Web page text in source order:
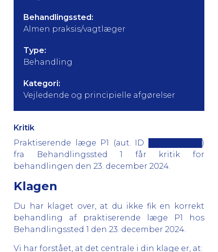
Behandlingssted:
Almen praksis/vagtlæger
Type:
Behandling
Kategori:
Vejledende og principielle afgørelser
Kritik
Praktiserende læge P1 (aut. ID ██████████)
fra Behandlingssted 1 får kritik for
behandlingen den 23. december 2024.
Klagen
Du har klaget over, at du ikke fik en korrekt
behandling af praktiserende læge P1 hos
Behandlingssted 1 den 23. december 2024.
Vi har forstået, at det centrale i din klage er, at: